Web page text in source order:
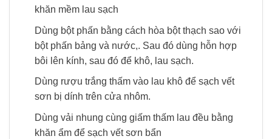
khăn mềm lau sạch
Dùng bột phấn bằng cách hòa bột thạch sao với
bột phấn bảng và nước,. Sau đó dùng hỗn hợp
bôi lên kính, sau đó để khô, lau sạch.
Dùng rượu trắng thấm vào lau khô để sạch vết
sơn bị dính trên cửa nhôm.
Dùng vải nhung cùng giấm thấm lau đều bằng
khăn ẩm để sạch vết sơn bẩn